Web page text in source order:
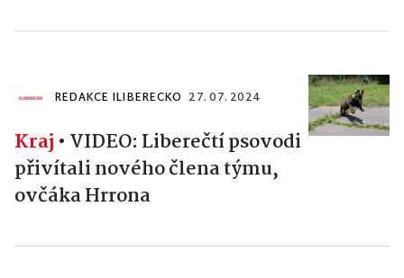
REDAKCE ILIBERECKO 27. 07. 2024
Kraj • VIDEO: Liberečtí psovodi
přivítali nového člena týmu,
ovčáka Hrrona